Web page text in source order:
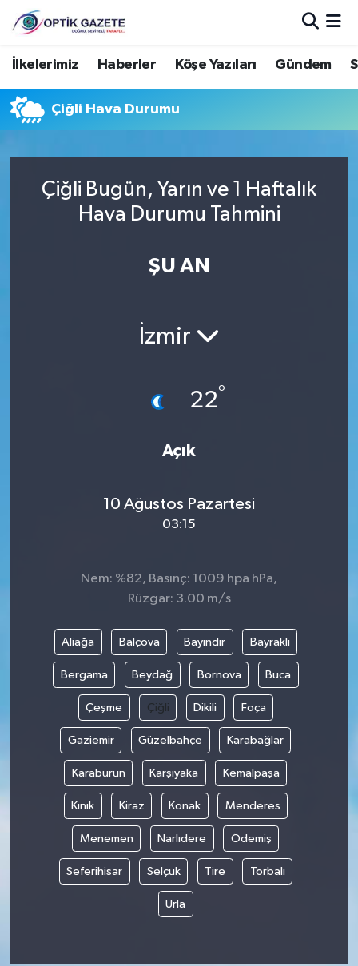
İlkelerimiz Haberler Köşe Yazıları Gündem
Çiğli Hava Durumu
Çiğli Bugün, Yarın ve 1 Haftalık
Hava Durumu Tahmini
ŞU AN
İzmir
22°
Açık
10 Ağustos Pazartesi
03:15
Nem: %82, Basınç: 1009 hpa hPa,
Rüzgar: 3.00 m/s
Aliağa Balçova Bayındır Bayraklı
Bergama Beydağ Bornova Buca
Çeşme Çiğli Dikili Foça
Gaziemir Güzelbahçe Karabağlar
Karaburun Karşıyaka Kemalpaşa
Kınık Kiraz Konak Menderes
Menemen Narlıdere Ödemiş
Seferihisar Selçuk Tire Torbalı
Urla
Nöbetçi Eczaneler
Hava Durumu
Trafik Durumu
Süper Lig Puan Durumu ve Fikstür